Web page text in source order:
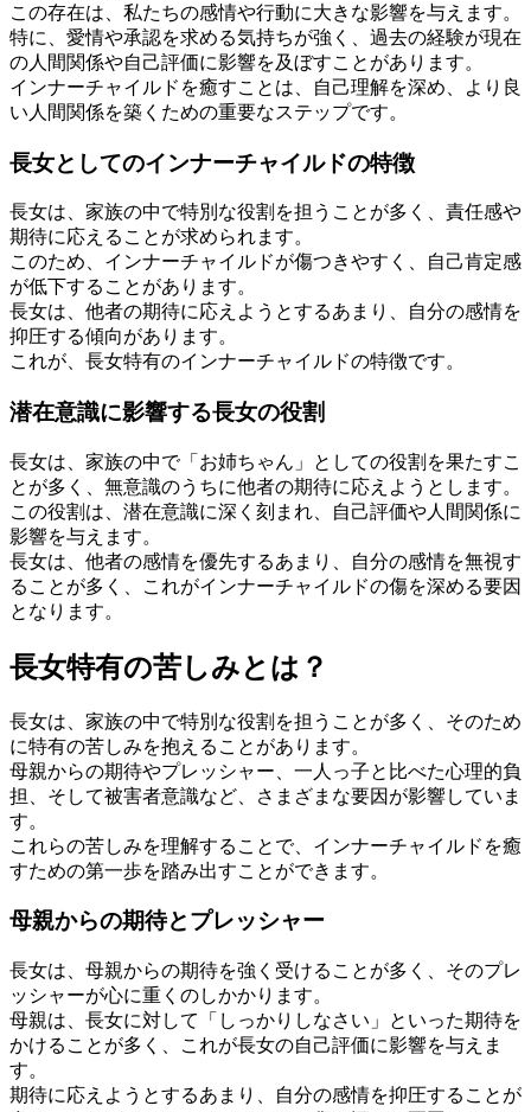
この存在は、私たちの感情や行動に大きな影響を与えます。
特に、愛情や承認を求める気持ちが強く、過去の経験が現在
の人間関係や自己評価に影響を及ぼすことがあります。
インナーチャイルドを癒すことは、自己理解を深め、より良
い人間関係を築くための重要なステップです。
長女としてのインナーチャイルドの特徴
長女は、家族の中で特別な役割を担うことが多く、責任感や
期待に応えることが求められます。
このため、インナーチャイルドが傷つきやすく、自己肯定感
が低下することがあります。
長女は、他者の期待に応えようとするあまり、自分の感情を
抑圧する傾向があります。
これが、長女特有のインナーチャイルドの特徴です。
潜在意識に影響する長女の役割
長女は、家族の中で「お姉ちゃん」としての役割を果たすこ
とが多く、無意識のうちに他者の期待に応えようとします。
この役割は、潜在意識に深く刻まれ、自己評価や人間関係に
影響を与えます。
長女は、他者の感情を優先するあまり、自分の感情を無視す
ることが多く、これがインナーチャイルドの傷を深める要因
となります。
長女特有の苦しみとは？
長女は、家族の中で特別な役割を担うことが多く、そのため
に特有の苦しみを抱えることがあります。
母親からの期待やプレッシャー、一人っ子と比べた心理的負
担、そして被害者意識など、さまざまな要因が影響していま
す。
これらの苦しみを理解することで、インナーチャイルドを癒
すための第一歩を踏み出すことができます。
母親からの期待とプレッシャー
長女は、母親からの期待を強く受けることが多く、そのプレ
ッシャーが心に重くのしかかります。
母親は、長女に対して「しっかりしなさい」といった期待を
かけることが多く、これが長女の自己評価に影響を与えま
す。
期待に応えようとするあまり、自分の感情を抑圧することが